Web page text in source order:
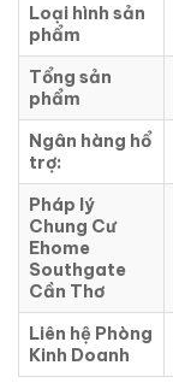
Loại hình sản
phẩm
Tổng sản
phẩm
Ngân hàng hổ
trợ:
Pháp lý
Chung Cư
Ehome
Southgate
Cần Thơ
Liên hệ Phòng
Kinh Doanh